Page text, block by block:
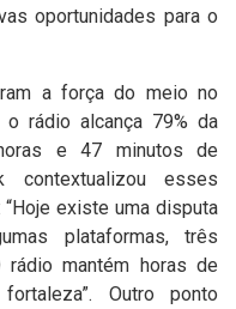
oportunidades para o
a força do meio no
o rádio alcança 79% da
e 47 minutos de
contextualizou esses
existe uma disputa
plataformas, três
mantém horas de
Outro ponto